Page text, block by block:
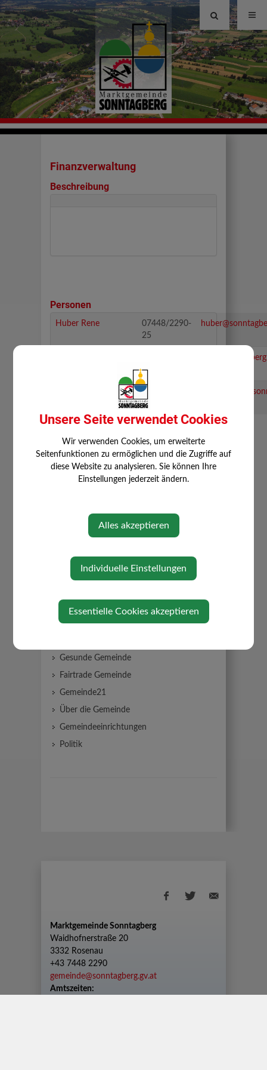
Site
search
toggle
Finanzverwaltung
Beschreibung
Personen
Huber Rene
07448/2290-
25
26
Käferböck Yvonne
07448 2290
20
⇐ zurück
GEMEINDE SONNTAGBERG
Mitarbeiter
Gemeinderat
Gesunde Gemeinde
Fairtrade Gemeinde
Gemeinde21
Über die Gemeinde
Gemeindeeinrichtungen
Politik
Marktgemeinde Sonntagberg
Waidhofnerstraße 20
3332 Rosenau
+43 7448 2290
gemeinde@sonntagberg.gv.at
Amtszeiten:
Unsere Seite verwendet Cookies
Wir verwenden Cookies, um erweiterte
Seitenfunktionen zu ermöglichen und die Zugriffe auf
diese Website zu analysieren. Sie können Ihre
Einstellungen jederzeit ändern.
Alles akzeptieren
Individuelle Einstellungen
Essentielle Cookies akzeptieren